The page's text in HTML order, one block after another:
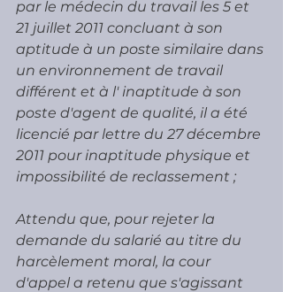
par le médecin du travail les 5 et
21 juillet 2011 concluant à son
aptitude à un poste similaire dans
un environnement de travail
différent et à l' inaptitude à son
poste d'agent de qualité, il a été
licencié par lettre du 27 décembre
2011 pour inaptitude physique et
impossibilité de reclassement ;
Attendu que, pour rejeter la
demande du salarié au titre du
harcèlement moral, la cour
d'appel a retenu que s'agissant